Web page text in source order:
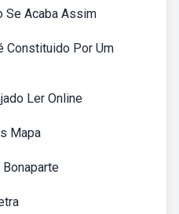
Se Acaba Assim
Constituido Por Um
Ler Online
Mapa